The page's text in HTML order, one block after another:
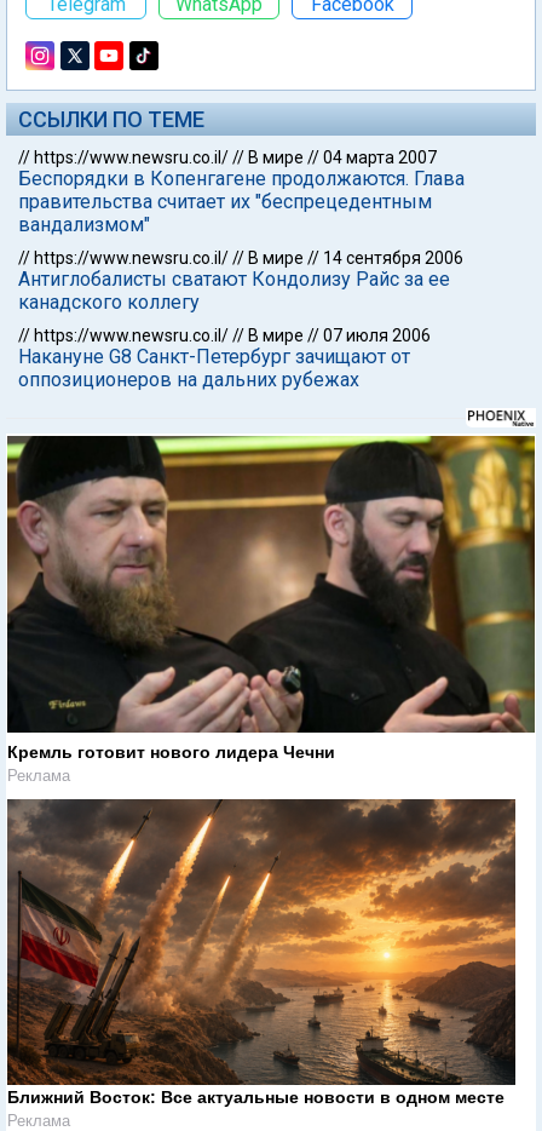
ССЫЛКИ ПО ТЕМЕ
// https://www.newsru.co.il/// В мире //04 марта 2007
Беспорядки в Копенгагене продолжаются. Глава
правительства считает их "беспрецедентным
вандализмом"
// https://www.newsru.co.il/// В мире // 14 сентября 2006
Антиглобалисты сватают Кондолизу Райс за ее
канадского коллегу
// https://www.newsru.co.il/// В мире //07 июля 2006
Накануне G8 Санкт-Петербург зачищают от
оппозиционеров на дальних рубежах
Кремль готовит нового лидера Чечни
Реклама
Ближний Восток: Все актуальные новости в одном месте
Реклама